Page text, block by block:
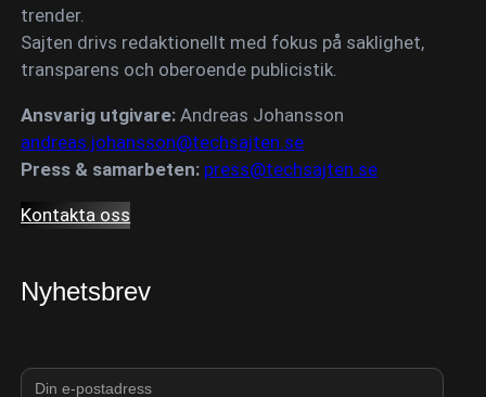
trender.
Sajten drivs redaktionellt med fokus på saklighet,
transparens och oberoende publicistik.
Ansvarig utgivare: Andreas Johansson
andreas.johansson@techsajten.se
Press & samarbeten: press@techsajten.se
Kontakta oss
Nyhetsbrev